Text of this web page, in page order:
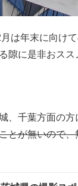
は年末に向け
隙に是非おスス
、千葉方面の方
とが無いので